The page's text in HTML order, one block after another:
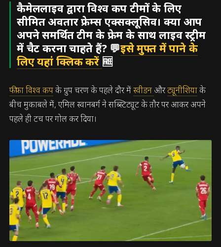
कैमेललाइव द्वारा विश्व कप टीमों के लिए
सीमित अवतार फ्रेम्स एक्सक्लूसिव। क्या आप
अपने समर्थित टीम के फ्रेम के साथ लाइव स्ट्रीम
में चैट करना चाहते हैं? 💬इसे मुफ्त में पाने के
लिए यहां क्लिक करें 🆓
फीफा विश्व कपके ग्रुप चरण के पहले दौर मेंस्वीडन औरट्यूनीशियाके
बीच मुकाबले में, एमिल स्वानबर्ग ने सब्स्टिट्यूट के तौर पर आकर अपने
पहले ही टच पर गोल कर दिया।